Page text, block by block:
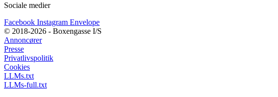
Sociale medier
Facebook Instagram Envelope
© 2018-2026 - Boxengasse I/S
Annoncører
Presse
Privatlivspolitik
Cookies
LLMs.txt
LLMs-full.txt